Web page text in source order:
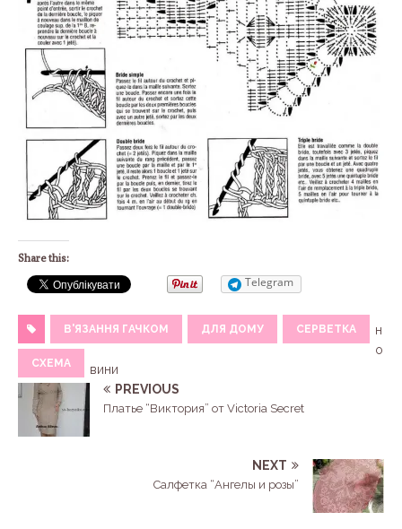
Share this:
Telegram
В'ЯЗАННЯ ГАЧКОМ ДЛЯ ДОМУ СЕРВЕТКА
СХЕМА
н
о
вини
PREVIOUS
Платье “Виктория” от Victoria Secret
NEXT
Салфетка “Ангелы и розы”